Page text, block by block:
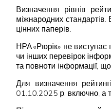
Визначення рівнів
міжнародних
цінних паперів.
НРА «Рюрік» не виступає
чи інших перевірок
та повноти інформації,
Для визначення
01.10.2025 р. включно, а